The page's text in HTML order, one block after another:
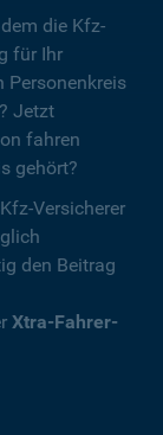
die Kfz-
für Ihr
Personenkreis
Jetzt
fahren
gehört?
Versicherer
den Beitrag
Xtra-Fahrer-